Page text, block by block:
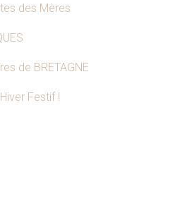
des Mères
de BRETAGNE
Festif !